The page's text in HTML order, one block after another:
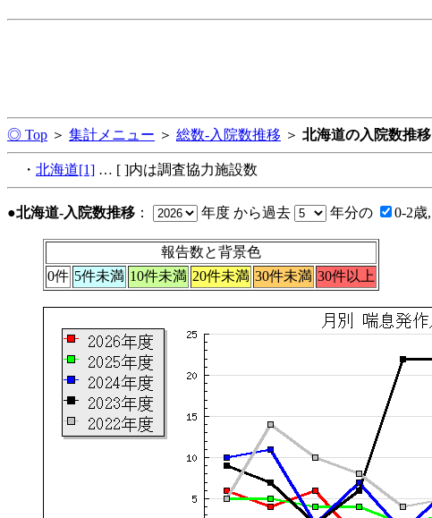
◎ Top ＞ 集計メニュー ＞ 総数-入院数推移 ＞ 北海道の入院数推移
・ 北海道[1] … [ ]内は調査協力施設数
●北海道-入院数推移 ： 年度 から過去 年分の 0-2歳,
報告数と背景色
0件 5件未満 10件未満 20件未満 30件未満 30件以上